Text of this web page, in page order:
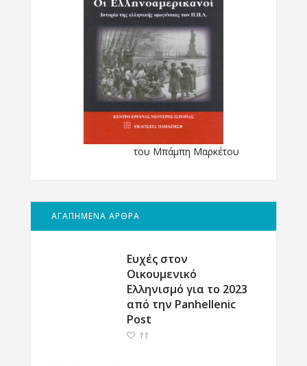
του Μπάμπη Μαρκέτου
ΑΓΑΠΗΜΕΝΑ ΑΡΘΡΑ
Ευχές στον
Οικουμενικό
Ελληνισμό για το 2023
από την Panhellenic
Post
11